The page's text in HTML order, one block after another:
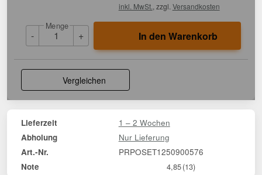
inkl. MwSt. , zzgl. Versandkosten
-
Menge
+ In den Warenkorb
Vergleichen
Lieferzeit 1 – 2 Wochen
Abholung Nur Lieferung
Art.-Nr. PRPOSET1250900576
Note 4,85(13)